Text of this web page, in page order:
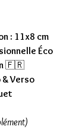
: 11x8 cm
Éco
🇫🇷
Verso